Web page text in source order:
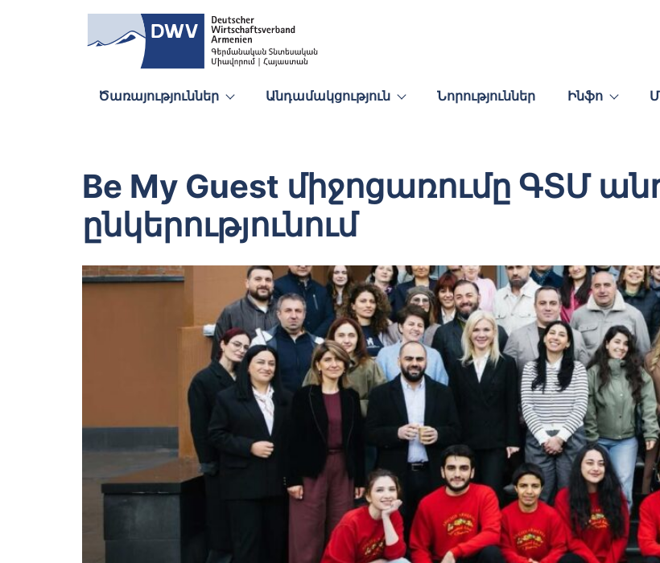
Ծառայություններ Անդամակցություն Նորություններ Ինֆո
Be My Guest միջոցառումը ԳՏՄ
ընկերությունում